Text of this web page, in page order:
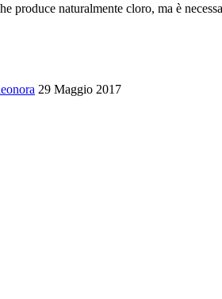
produce naturalmente cloro, ma è
29 Maggio 2017